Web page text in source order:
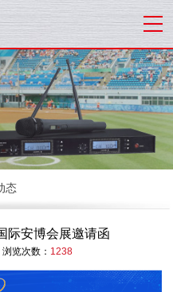
态
际安博会展邀请函
览次数： 1238